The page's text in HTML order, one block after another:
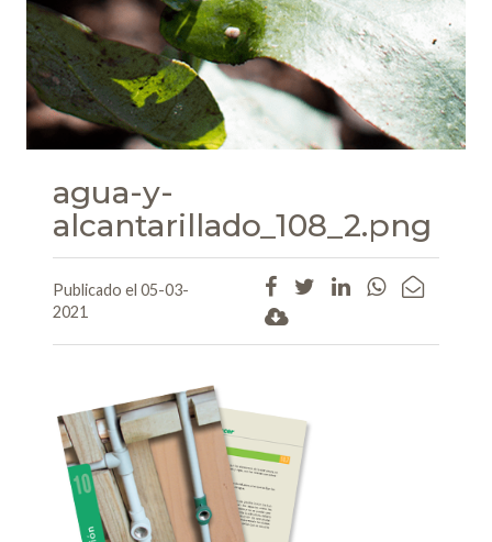
agua-y-
alcantarillado_108_2.png
Publicado el 05-03-
2021